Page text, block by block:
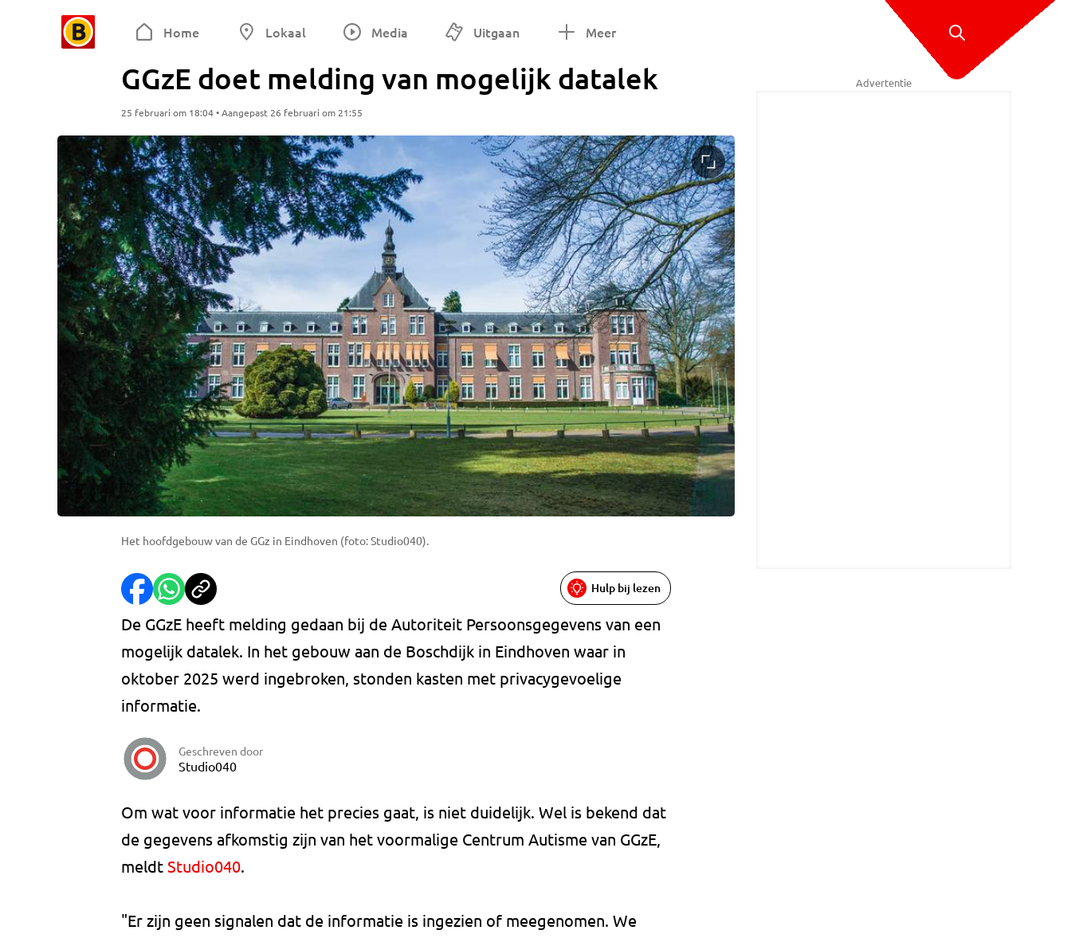
Home Lokaal Media Uitgaan Meer
GGzE doet melding van mogelijk datalek
25 februari om 18:04 • Aangepast 26 februari om 21:55
Het hoofdgebouw van de GGz in Eindhoven (foto: Studio040).
Hulp bij lezen
De GGzE heeft melding gedaan bij de Autoriteit Persoonsgegevens van een
mogelijk datalek. In het gebouw aan de Boschdijk in Eindhoven waar in
oktober 2025 werd ingebroken, stonden kasten met privacygevoelige
informatie.
Geschreven door
Studio040
Om wat voor informatie het precies gaat, is niet duidelijk. Wel is bekend dat
de gegevens afkomstig zijn van het voormalige Centrum Autisme van GGzE,
meldt Studio040.
"Er zijn geen signalen dat de informatie is ingezien of meegenomen. We
Advertentie